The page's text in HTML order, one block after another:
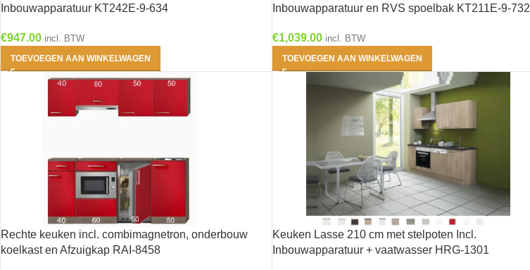
Inbouwapparatuur KT242E-9-634
€947.00 incl. BTW
TOEVOEGEN AAN WINKELWAGEN
Inbouwapparatuur en RVS spoelbak KT211E-9-732
€1,039.00 incl. BTW
TOEVOEGEN AAN WINKELWAGEN
Rechte keuken incl. combimagnetron, onderbouw
koelkast en Afzuigkap RAI-8458
Keuken Lasse 210 cm met stelpoten Incl.
Inbouwapparatuur + vaatwasser HRG-1301